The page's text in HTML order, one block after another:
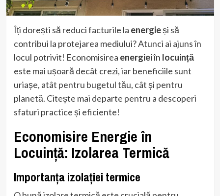
Îți dorești să reduci facturile la energieși să
contribui la protejarea mediului? Atunci ai ajuns în
locul potrivit! Economisirea energieiîn locuință
este mai ușoară decât crezi, iar beneficiile sunt
uriașe, atât pentru bugetul tău, cât și pentru
planetă. Citește mai departe pentru a descoperi
sfaturi practice și eficiente!
Economisire Energie în
Locuință: Izolarea Termică
Importanța izolației termice